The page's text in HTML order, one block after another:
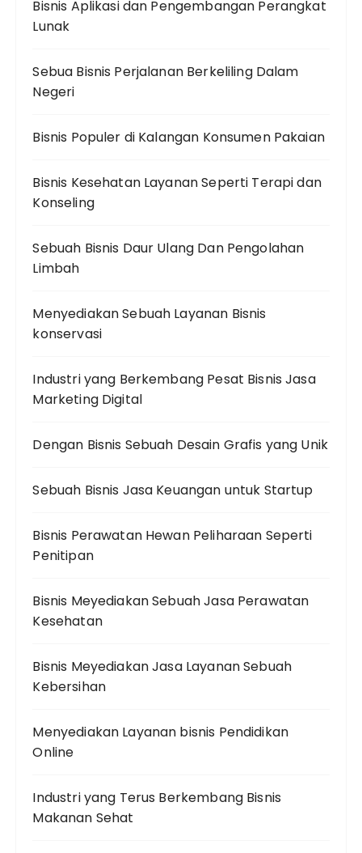
Bisnis Aplikasi dan Pengembangan Perangkat
Lunak
Sebua Bisnis Perjalanan Berkeliling Dalam
Negeri
Bisnis Populer di Kalangan Konsumen Pakaian
Bisnis Kesehatan Layanan Seperti Terapi dan
Konseling
Sebuah Bisnis Daur Ulang Dan Pengolahan
Limbah
Menyediakan Sebuah Layanan Bisnis
konservasi
Industri yang Berkembang Pesat Bisnis Jasa
Marketing Digital
Dengan Bisnis Sebuah Desain Grafis yang Unik
Sebuah Bisnis Jasa Keuangan untuk Startup
Bisnis Perawatan Hewan Peliharaan Seperti
Penitipan
Bisnis Meyediakan Sebuah Jasa Perawatan
Kesehatan
Bisnis Meyediakan Jasa Layanan Sebuah
Kebersihan
Menyediakan Layanan bisnis Pendidikan
Online
Industri yang Terus Berkembang Bisnis
Makanan Sehat